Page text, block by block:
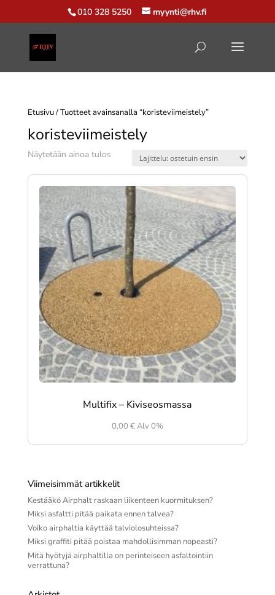
010 328 5250 myynti@rhv.fi
Etusivu/ Tuotteet avainsanalla “koristeviimeistely”
koristeviimeistely
Näytetään ainoa tulos
Multifix – Kiviseosmassa
0,00 €Alv 0%
Viimeisimmät artikkelit
Kestääkö Airphalt raskaan liikenteen kuormituksen?
Miksi asfaltti pitää paikata ennen talvea?
Voiko airphaltia käyttää talviolosuhteissa?
Miksi graffiti pitää poistaa mahdollisimman nopeasti?
Mitä hyötyjä airphaltilla on perinteiseen asfaltointiin
verrattuna?